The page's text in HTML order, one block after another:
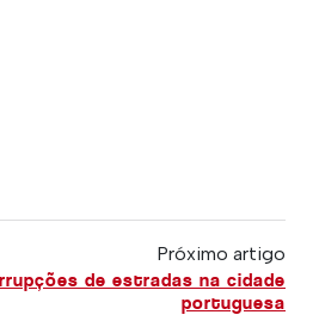
Próximo artigo
de estradas na cidade
portuguesa